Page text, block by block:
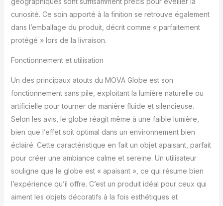
offrant une expérience
magique. Contrôle
qualité et service client
rigoureusement contrôlé
votre produit présente
un problème à l’usage,
n’hésitez pas à
contacter notre service
client via Amazon ; nous
serons ravis de vous
assister dans les plus
brefs délais. Détails
raffinés et présence
cm de diamètre et près
de 23 cm de hauteur, ce
curiosité. Ce soin apporté à la finition se retrouve également
dans l’emballage du produit, décrit comme « parfaitement
protégé » lors de la livraison.
Fonctionnement et utilisation
Un des principaux atouts du MOVA Globe est son
fonctionnement sans pile, exploitant la lumière naturelle ou
artificielle pour tourner de manière fluide et silencieuse.
Selon les avis, le globe réagit même à une faible lumière,
bien que l’effet soit optimal dans un environnement bien
éclairé. Cette caractéristique en fait un objet apaisant, parfait
pour créer une ambiance calme et sereine. Un utilisateur
souligne que le globe est « apaisant », ce qui résume bien
l’expérience qu’il offre. C’est un produit idéal pour ceux qui
aiment les objets décoratifs à la fois esthétiques et